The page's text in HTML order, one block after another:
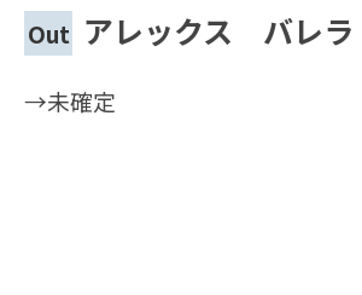
E
Copy
Out アレックス バレラ
→未確定